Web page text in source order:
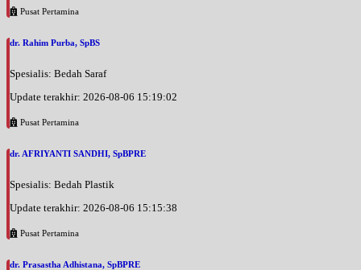
Pusat Pertamina
dr. Rahim Purba, SpBS
Spesialis: Bedah Saraf
Update terakhir: 2026-08-06 15:19:02
Pusat Pertamina
dr. AFRIYANTI SANDHI, SpBPRE
Spesialis: Bedah Plastik
Update terakhir: 2026-08-06 15:15:38
Pusat Pertamina
dr. Prasastha Adhistana, SpBPRE